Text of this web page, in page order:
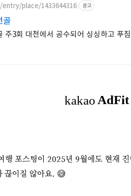
place/1433644316 광고
개전골
주3회 대천에서 공수되어 싱싱하고 푸
행 포스팅이 2025년 9월에도 현재
끊이질 않아요. 😅